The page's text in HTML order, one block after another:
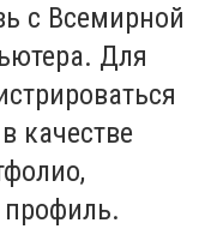
с Всемирной
Для
качестве